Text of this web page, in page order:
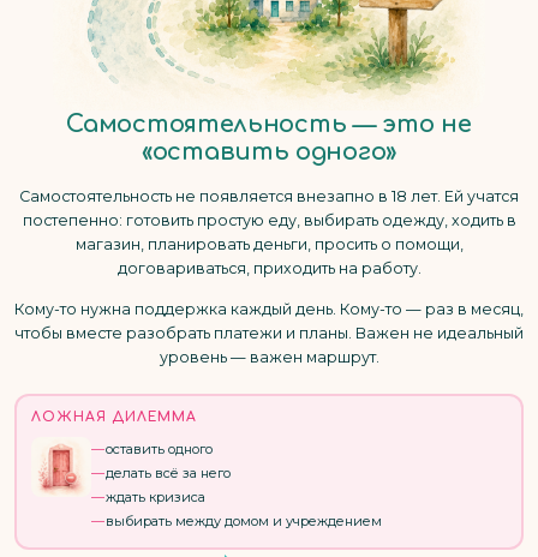
Самостоятельность — это не
«оставить одного»
Самостоятельность не появляется внезапно в 18 лет. Ей учатся
постепенно: готовить простую еду, выбирать одежду, ходить в
магазин, планировать деньги, просить о помощи,
договариваться, приходить на работу.
Кому-то нужна поддержка каждый день. Кому-то — раз в месяц,
чтобы вместе разобрать платежи и планы. Важен не идеальный
уровень — важен маршрут.
ЛОЖНАЯ ДИЛЕММА
оставить одного
делать всё за него
ждать кризиса
выбирать между домом и учреждением